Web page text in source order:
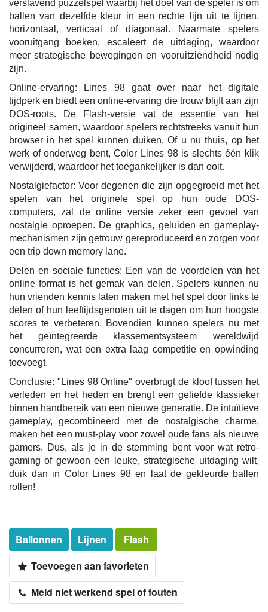
verslavend puzzelspel waarbij het doel van de speler is om
ballen van dezelfde kleur in een rechte lijn uit te lijnen,
horizontaal, verticaal of diagonaal. Naarmate spelers
vooruitgang boeken, escaleert de uitdaging, waardoor
meer strategische bewegingen en vooruitziendheid nodig
zijn.
Online-ervaring: Lines 98 gaat over naar het digitale
tijdperk en biedt een online-ervaring die trouw blijft aan zijn
DOS-roots. De Flash-versie vat de essentie van het
origineel samen, waardoor spelers rechtstreeks vanuit hun
browser in het spel kunnen duiken. Of u nu thuis, op het
werk of onderweg bent, Color Lines 98 is slechts één klik
verwijderd, waardoor het toegankelijker is dan ooit.
Nostalgiefactor: Voor degenen die zijn opgegroeid met het
spelen van het originele spel op hun oude DOS-
computers, zal de online versie zeker een gevoel van
nostalgie oproepen. De graphics, geluiden en gameplay-
mechanismen zijn getrouw gereproduceerd en zorgen voor
een trip down memory lane.
Delen en sociale functies: Een van de voordelen van het
online format is het gemak van delen. Spelers kunnen nu
hun vrienden kennis laten maken met het spel door links te
delen of hun leeftijdsgenoten uit te dagen om hun hoogste
scores te verbeteren. Bovendien kunnen spelers nu met
het geïntegreerde klassementsysteem wereldwijd
concurreren, wat een extra laag competitie en opwinding
toevoegt.
Conclusie: "Lines 98 Online" overbrugt de kloof tussen het
verleden en het heden en brengt een geliefde klassieker
binnen handbereik van een nieuwe generatie. De intuïtieve
gameplay, gecombineerd met de nostalgische charme,
maken het een must-play voor zowel oude fans als nieuwe
gamers. Dus, als je in de stemming bent voor wat retro-
gaming of gewoon een leuke, strategische uitdaging wilt,
duik dan in Color Lines 98 en laat de gekleurde ballen
rollen!
Ballonnen Lijnen
Flash
Toevoegen aan favorieten
Meld niet werkend spel of fouten